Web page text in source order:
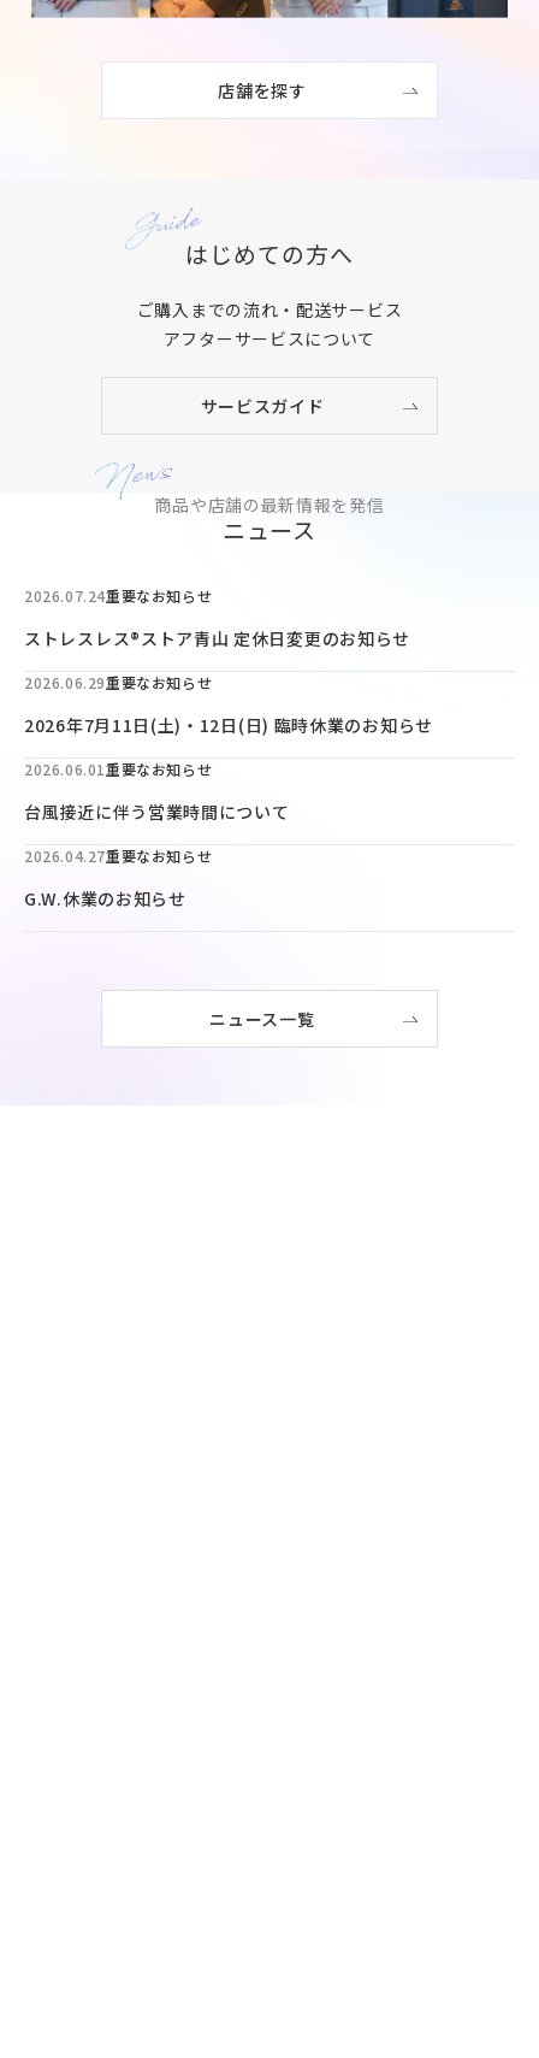
店舗を探す
はじめての方へ
ご購入までの流れ・配送サービス
アフターサービスについて
サービスガイド
商品や店舗の最新情報を発信
ニュース
2026.07.24重要なお知らせ
ストレスレス®ストア青山 定休日変更のお知らせ
2026.06.29重要なお知らせ
2026年7月11日(土)・12日(日) 臨時休業のお知らせ
2026.06.01重要なお知らせ
台風接近に伴う営業時間について
2026.04.27重要なお知らせ
G.W.休業のお知らせ
ニュース一覧